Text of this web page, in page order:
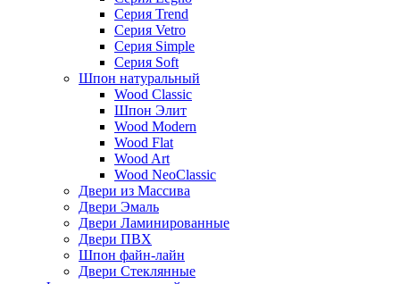
Серия Trend
Серия Vetro
Серия Simple
Серия Soft
Шпон натуральный
Wood Classic
Шпон Элит
Wood Modern
Wood Flat
Wood Art
Wood NeoClassic
Двери из Массива
Двери Эмаль
Двери Ламинированные
Двери ПВХ
Шпон файн-лайн
Двери Стеклянные